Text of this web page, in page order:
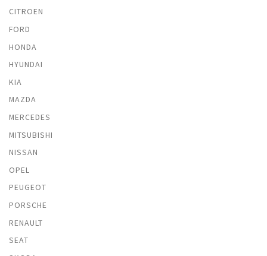
CITROEN
FORD
HONDA
HYUNDAI
KIA
MAZDA
MERCEDES
MITSUBISHI
NISSAN
OPEL
PEUGEOT
PORSCHE
RENAULT
SEAT